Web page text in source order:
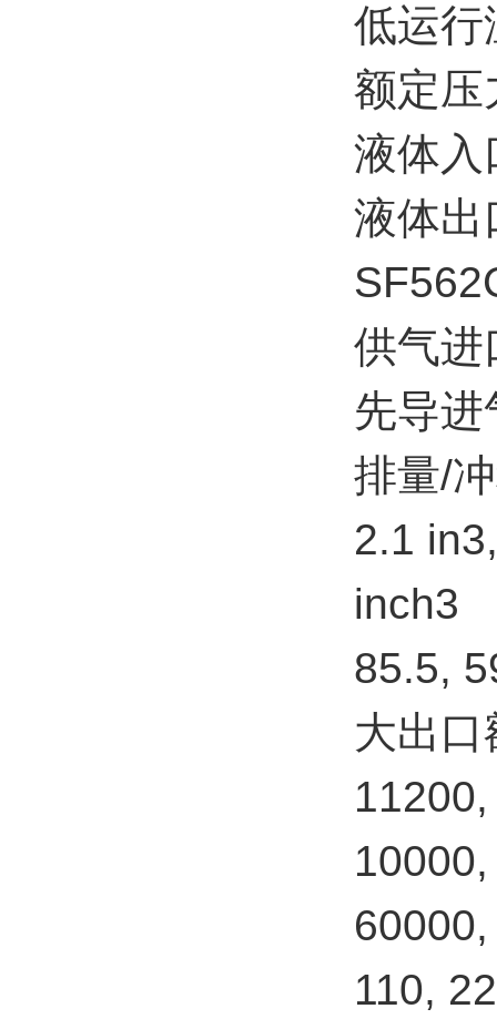
低运
额定
液体
液体
供气
先导
排量
2.1
inch3
85.5,
大出
110,